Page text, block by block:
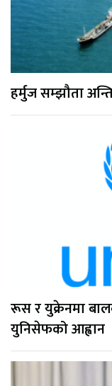
हर्मुज सम्झौता
रूस र युक्रेनमा
युनिसेफको आह्वान